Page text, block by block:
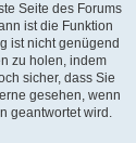
Seite des Forums
ist die Funktion
ist nicht genügend
zu holen, indem
sicher, dass Sie
gesehen, wenn
geantwortet wird.